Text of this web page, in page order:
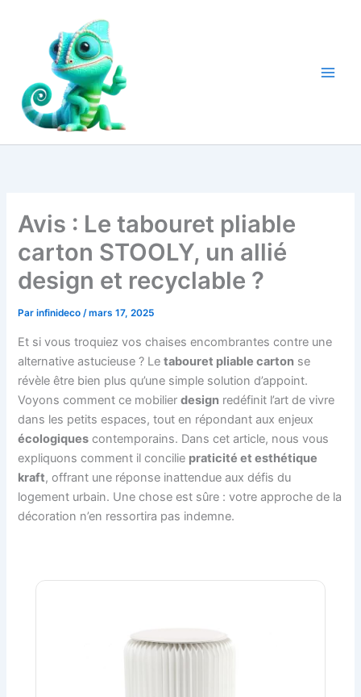
Avis : Le tabouret pliable
carton STOOLY, un allié
design et recyclable ?
Parinfinideco/mars 17, 2025
Et si vous troquiez vos chaises encombrantes contre une
alternative astucieuse ? Letabouret pliable carton se
révèle être bien plus qu’une simple solution d’appoint.
Voyons comment ce mobilierdesign redéfinit l’art de vivre
dans les petits espaces, tout en répondant aux enjeux
écologiques contemporains. Dans cet article, nous vous
expliquons comment il concilie praticité et esthétique
kraft, offrant une réponse inattendue aux défis du
logement urbain. Une chose est sûre : votre approche de la
décoration n’en ressortira pas indemne.